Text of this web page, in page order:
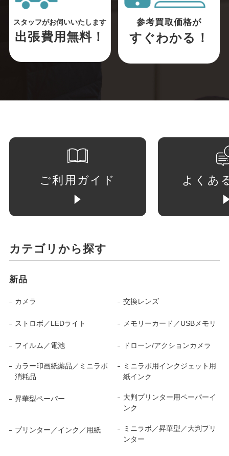
スタッフがお伺いいたします
出張費用無料！
参考買取価格が
すぐわかる！
ご利用ガイド よくあ
カテゴリから探す
新品
カメラ 交換レンズ
ストロボ／LEDライト メモリーカード／USBメモリ
フイルム／電池 ドローン/アクションカメラ
カラー印画紙薬品／ミニラボ
消耗品
ミニラボ用インクジェット用
紙インク
昇華型ペーパー
大判プリンター用ペーパーイ
ンク
プリンター／インク／用紙
ミニラボ／昇華型／大判プリ
ンター